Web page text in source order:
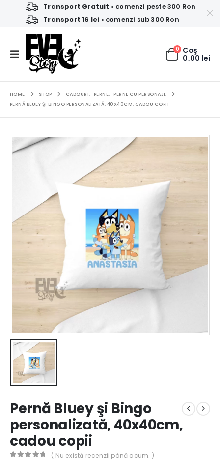
Transport Gratuit • comenzi peste 300 Ron
Transport 16 lei • comenzi sub 300 Ron
0 Coş
0,00 lei
HOME SHOP CADOURI, PERNE,
PERNE CU PERSONAJE
PERNĂ BLUEY ŞI BINGO PERSONALIZATĂ, 40X40CM, CADOU COPII
Pernă Bluey şi Bingo
personalizată, 40x40cm,
cadou copii
( Nu există recenzii până acum. )